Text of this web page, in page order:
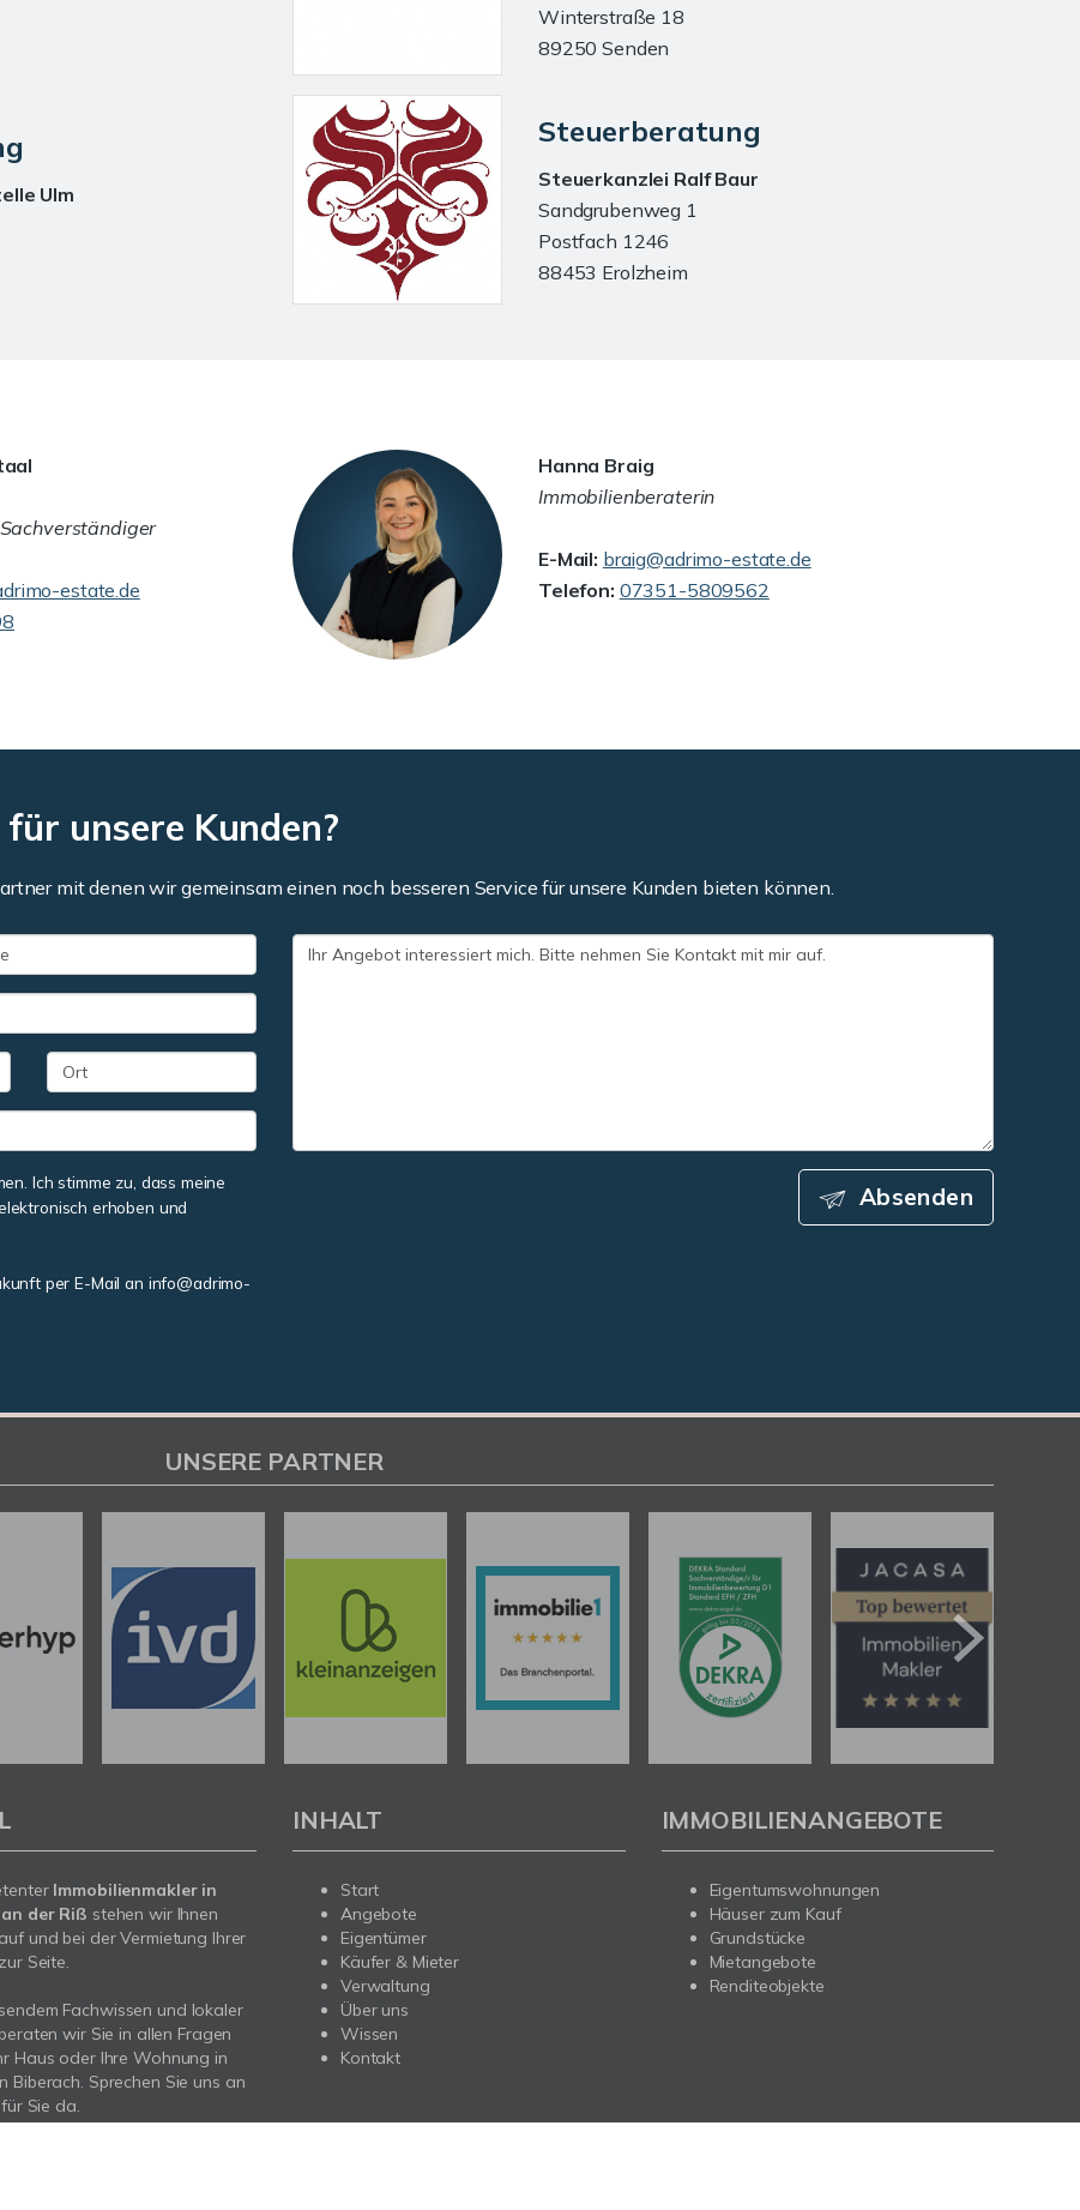
Winterstraße 18
89250 Senden
Ulm
Steuerberatung
Steuerkanzlei Ralf Baur
Sandgrubenweg 1
Postfach 1246
88453 Erolzheim
estate.de
Hanna Braig
Immobilienberaterin
E-Mail: braig@adrimo-estate.de
Telefon: 07351-5809562
unsere Kunden?
mit denen wir gemeinsam einen noch besseren Service für unsere Kunden bieten können.
Ich stimme zu, dass meine
erhoben und
per E-Mail an info@adrimo-
Absenden
UNSERE PARTNER
Immobilienmakler in
der Riß stehen wir Ihnen
und bei der Vermietung Ihrer
Seite.
Fachwissen und lokaler
wir Sie in allen Fragen
Haus oder Ihre Wohnung in
Biberach. Sprechen Sie uns an
Sie da.
INHALT
Start
Angebote
Eigentümer
Käufer & Mieter
Verwaltung
Über uns
Wissen
Kontakt
IMMOBILIENANGEBOTE
Eigentumswohnungen
Häuser zum Kauf
Grundstücke
Mietangebote
Renditeobjekte